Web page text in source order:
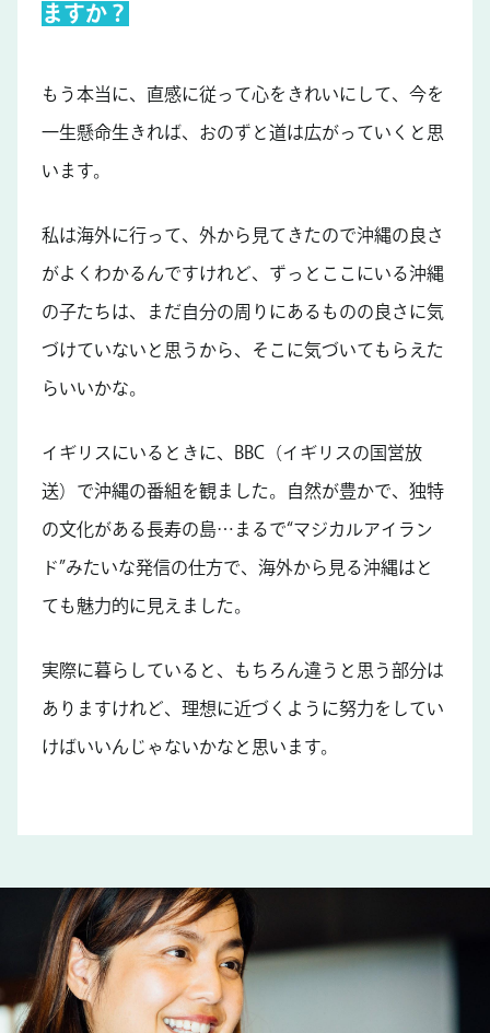
ますか？
もう本当に、直感に従って心をきれいにして、今を
一生懸命生きれば、おのずと道は広がっていくと思
います。
私は海外に行って、外から見てきたので沖縄の良さ
がよくわかるんですけれど、ずっとここにいる沖縄
の子たちは、まだ自分の周りにあるものの良さに気
づけていないと思うから、そこに気づいてもらえた
らいいかな。
イギリスにいるときに、BBC（イギリスの国営放
送）で沖縄の番組を観ました。自然が豊かで、独特
の文化がある長寿の島…まるで“マジカルアイラン
ド”みたいな発信の仕方で、海外から見る沖縄はと
ても魅力的に見えました。
実際に暮らしていると、もちろん違うと思う部分は
ありますけれど、理想に近づくように努力をしてい
けばいいんじゃないかなと思います。